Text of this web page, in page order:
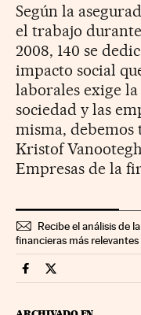
Según la
el trabajo
2008, 140 se
impacto social
laborales exige
sociedad y las
misma,
Kristof
Empresas de la
Recibe el análisis de
financieras más relevantes
Fortunas Cinco Días
Fortunas Cinco